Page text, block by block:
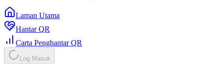
Laman Utama
Hantar QR
Carta Penghantar QR
Log Masuk